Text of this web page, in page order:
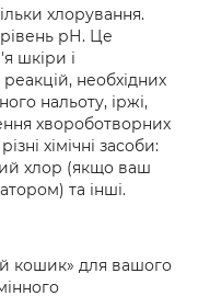
хлорування.
рН. Це
шкіри і
необхідних
нальоту, іржі,
хвороботворних
хімічні засоби:
хлор (якщо ваш
та інші.
кошик» для вашого